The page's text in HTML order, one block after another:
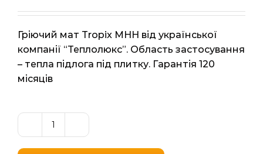
Гріючий мат Tropix МНН від української
компанії “Теплолюкс”. Область застосування
– тепла підлога під плитку. Гарантія 120
місяців
Нагрівальний
мат